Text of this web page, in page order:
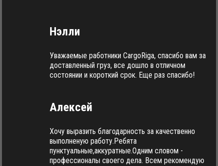
Нэлли
Уважаемые работники CargoRiga, спасибо вам за
доставленный груз, все дошло в отличном
состоянии и короткий срок. Еще раз спасибо!
Алексей
Хочу выразить благодарность за качественно
выполненую работу.Ребята
пунктуальные,аккуратные.Одним словом -
профессионалы своего дела. Всем рекомендую